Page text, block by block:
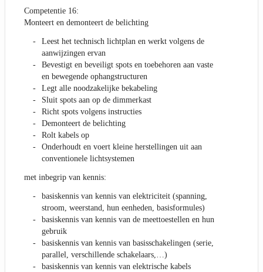
Competentie 16:
Monteert en demonteert de belichting
Leest het technisch lichtplan en werkt volgens de
aanwijzingen ervan
Bevestigt en beveiligt spots en toebehoren aan vaste
en bewegende ophangstructuren
Legt alle noodzakelijke bekabeling
Sluit spots aan op de dimmerkast
Richt spots volgens instructies
Demonteert de belichting
Rolt kabels op
Onderhoudt en voert kleine herstellingen uit aan
conventionele lichtsystemen
met inbegrip van kennis:
basiskennis van kennis van elektriciteit (spanning,
stroom, weerstand, hun eenheden, basisformules)
basiskennis van kennis van de meettoestellen en hun
gebruik
basiskennis van kennis van basisschakelingen (serie,
parallel, verschillende schakelaars,…)
basiskennis van kennis van elektrische kabels